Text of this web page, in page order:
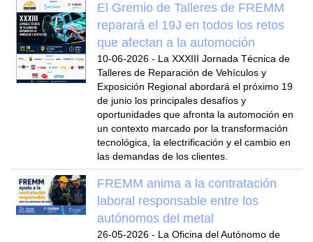
El Gremio de Talleres de FREMM
reparará el 19J en todos los retos
que afectan a la automoción
10-06-2026 - La XXXIII Jornada Técnica de
Talleres de Reparación de Vehículos y
Exposición Regional abordará el próximo 19
de junio los principales desafíos y
oportunidades que afronta la automoción en
un contexto marcado por la transformación
tecnológica, la electrificación y el cambio en
las demandas de los clientes.
FREMM anima a la contratación
laboral responsable entre los
autónomos del metal
26-05-2026 - La Oficina del Autónomo de